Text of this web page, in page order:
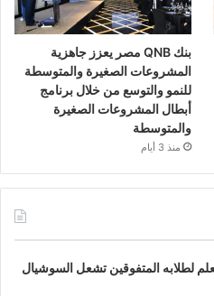
بنك QNB مصر يعزز جاهزية
المشروعات الصغيرة والمتوسطة
للنمو والتوسع من خلال برنامج
أبطال المشروعات الصغيرة
والمتوسطة
منذ 3 أيام
لطلابه المتفوقين تشعل السوشيال